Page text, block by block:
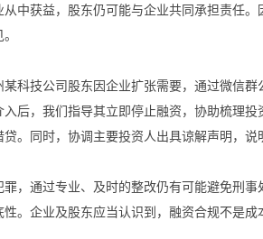
中获益，股东仍可能与企业共同承担责任
科技公司股东因企业扩张需要，通过微信
后，我们指导其立即停止融资，协助梳理
。同时，协调主要投资人出具谅解声明，
，通过专业、及时的整改仍有可能避免刑
。企业及股东应当认识到，融资合规不是